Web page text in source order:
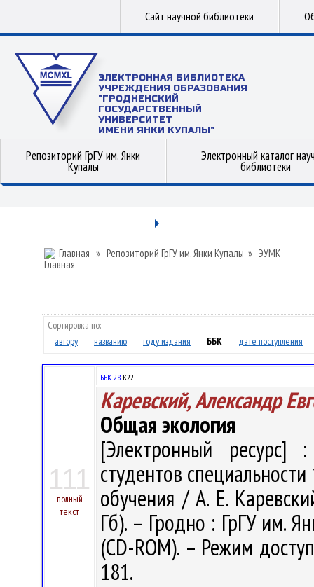
Сайт научной библиотеки
ЭЛЕКТРОННАЯ БИБЛИОТЕКА
УЧРЕЖДЕНИЯ ОБРАЗОВАНИЯ
"ГРОДНЕНСКИЙ
ГОСУДАРСТВЕННЫЙ
УНИВЕРСИТЕТ
ИМЕНИ ЯНКИ КУПАЛЫ"
Репозиторий ГрГУ им. Янки
Купалы
Электронный каталог
библиотеки
Главная » Репозиторий ГрГУ им. Янки Купалы » ЭУМК
Сортировка по:
автору
названию году издания ББК дате поступления
111
полный
текст
ББК 28.К22
Каревский, Александр
Общая экология
[Электронный ресурс] :
студентов
обучения / А. Е.
Гб). – Гродно : ГрГУ им.
(CD-ROM). – Режим
181.